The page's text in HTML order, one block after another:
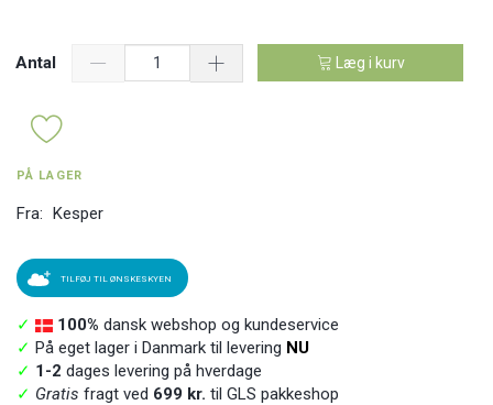
Antal Læg i kurv
PÅ LAGER
Fra: Kesper
TILFØJ TIL ØNSKESKYEN
✓ 100% dansk webshop og kundeservice
✓ På eget lager i Danmark til levering NU
✓ 1-2 dages levering på hverdage
✓ Gratis fragt ved 699 kr. til GLS pakkeshop